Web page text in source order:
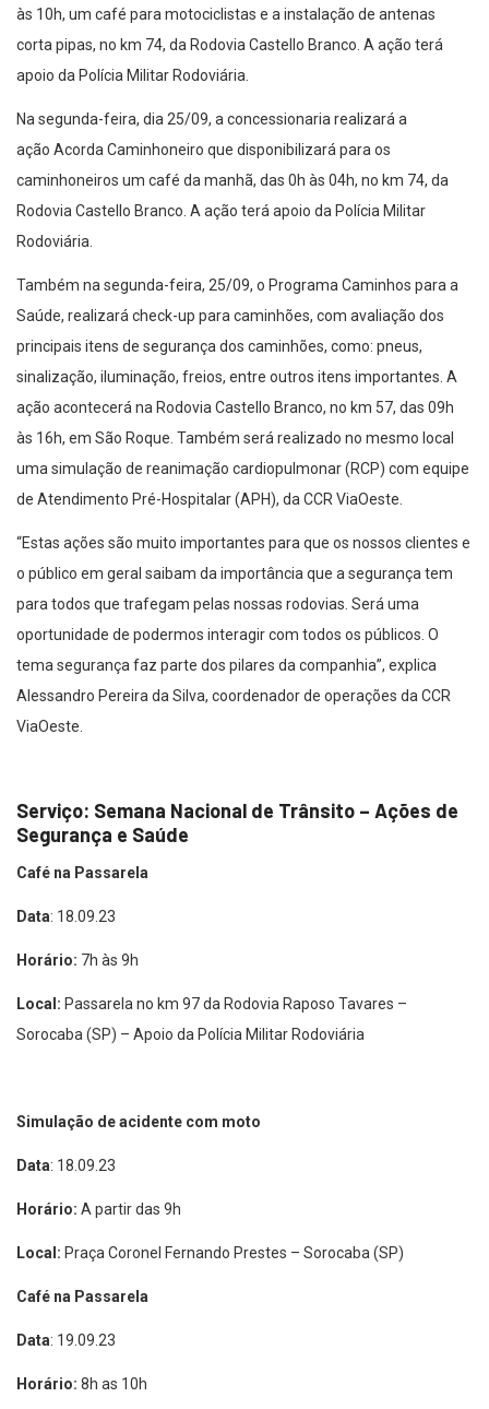
às 10h, um café para motociclistas e a instalação de antenas
corta pipas, no km 74, da Rodovia Castello Branco. A ação terá
apoio da Polícia Militar Rodoviária.
Na segunda-feira, dia 25/09, a concessionaria realizará a
ação Acorda Caminhoneiro que disponibilizará para os
caminhoneiros um café da manhã, das 0h às 04h, no km 74, da
Rodovia Castello Branco. A ação terá apoio da Polícia Militar
Rodoviária.
Também na segunda-feira, 25/09, o Programa Caminhos para a
Saúde, realizará check-up para caminhões, com avaliação dos
principais itens de segurança dos caminhões, como: pneus,
sinalização, iluminação, freios, entre outros itens importantes. A
ação acontecerá na Rodovia Castello Branco, no km 57, das 09h
às 16h, em São Roque. Também será realizado no mesmo local
uma simulação de reanimação cardiopulmonar (RCP) com equipe
de Atendimento Pré-Hospitalar (APH), da CCR ViaOeste.
“Estas ações são muito importantes para que os nossos clientes e
o público em geral saibam da importância que a segurança tem
para todos que trafegam pelas nossas rodovias. Será uma
oportunidade de podermos interagir com todos os públicos. O
tema segurança faz parte dos pilares da companhia”, explica
Alessandro Pereira da Silva, coordenador de operações da CCR
ViaOeste.
Serviço: Semana Nacional de Trânsito – Ações de
Segurança e Saúde
Café na Passarela
Data: 18.09.23
Horário: 7h às 9h
Local: Passarela no km 97 da Rodovia Raposo Tavares –
Sorocaba (SP) – Apoio da Polícia Militar Rodoviária
Simulação de acidente com moto
Data: 18.09.23
Horário: A partir das 9h
Local: Praça Coronel Fernando Prestes – Sorocaba (SP)
Café na Passarela
Data: 19.09.23
Horário: 8h as 10h